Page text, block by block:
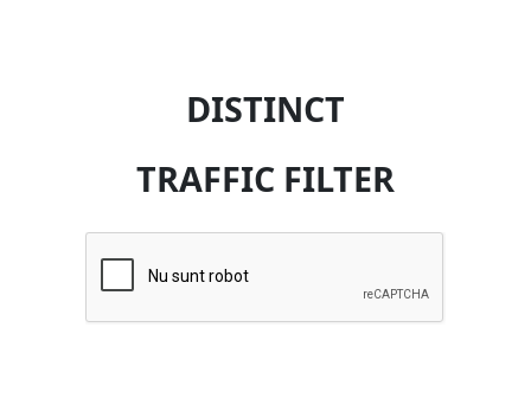
DISTINCT
TRAFFIC FILTER